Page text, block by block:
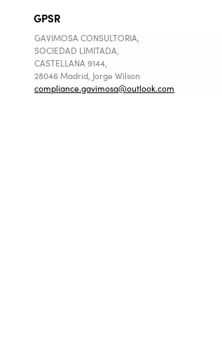
GPSR
GAVIMOSA CONSULTORIA,
SOCIEDAD LIMITADA,
CASTELLANA 9144,
28046 Madrid, Jorge Wilson
compliance.gavimosa@outlook.com